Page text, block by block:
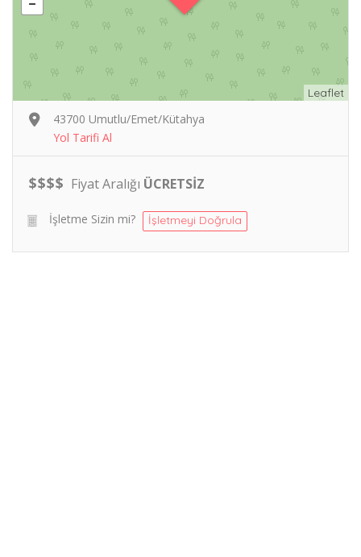
Leaflet
43700 Umutlu/Emet/Kütahya
Yol Tarifi Al
$$$$ Fiyat Aralığı ÜCRETSİZ
İşletme Sizin mi? İşletmeyi Doğrula